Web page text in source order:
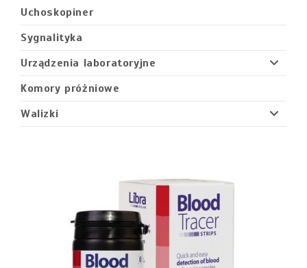
Uchoskopiner
Sygnalityka
Urządzenia laboratoryjne
Komory próżniowe
Walizki